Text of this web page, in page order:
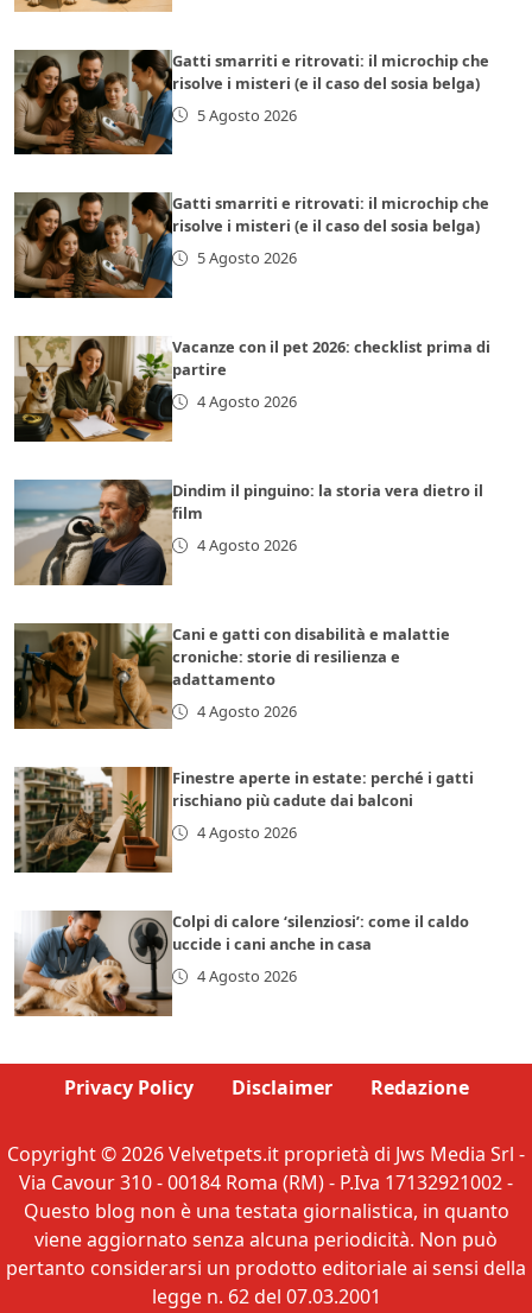
Gatti smarriti e ritrovati: il microchip che
risolve i misteri (e il caso del sosia belga)
5 Agosto 2026
Gatti smarriti e ritrovati: il microchip che
risolve i misteri (e il caso del sosia belga)
5 Agosto 2026
Vacanze con il pet 2026: checklist prima di
partire
4 Agosto 2026
Dindim il pinguino: la storia vera dietro il
film
4 Agosto 2026
Cani e gatti con disabilità e malattie
croniche: storie di resilienza e
adattamento
4 Agosto 2026
Finestre aperte in estate: perché i gatti
rischiano più cadute dai balconi
4 Agosto 2026
Colpi di calore ‘silenziosi’: come il caldo
uccide i cani anche in casa
4 Agosto 2026
Privacy Policy Disclaimer Redazione
Copyright © 2026 Velvetpets.it proprietà di Jws Media Srl -
Via Cavour 310 - 00184 Roma (RM) - P.Iva 17132921002 -
Questo blog non è una testata giornalistica, in quanto
viene aggiornato senza alcuna periodicità. Non può
pertanto considerarsi un prodotto editoriale ai sensi della
legge n. 62 del 07.03.2001